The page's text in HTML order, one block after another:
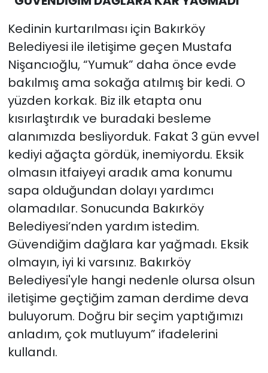
Kedinin kurtarılması için Bakırköy
Belediyesi ile iletişime geçen Mustafa
Nişancıoğlu, “Yumuk” daha önce evde
bakılmış ama sokağa atılmış bir kedi. O
yüzden korkak. Biz ilk etapta onu
kısırlaştırdık ve buradaki besleme
alanımızda besliyorduk. Fakat 3 gün evvel
kediyi ağaçta gördük, inemiyordu. Eksik
olmasın itfaiyeyi aradık ama konumu
sapa olduğundan dolayı yardımcı
olamadılar. Sonucunda Bakırköy
Belediyesi’nden yardım istedim.
Güvendiğim dağlara kar yağmadı. Eksik
olmayın, iyi ki varsınız. Bakırköy
Belediyesi'yle hangi nedenle olursa olsun
iletişime geçtiğim zaman derdime deva
buluyorum. Doğru bir seçim yaptığımızı
anladım, çok mutluyum” ifadelerini
kullandı.